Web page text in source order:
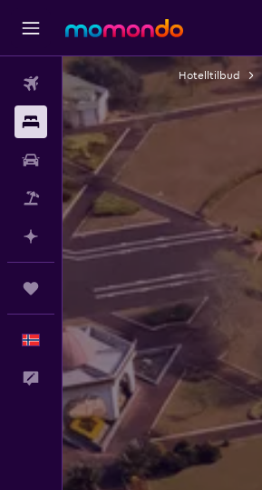
Fly
Overnattinger
Bil
Pakkereiser
Planlegg med AI
Reiser
Norsk
Tilbakemelding
Hotelltilbud